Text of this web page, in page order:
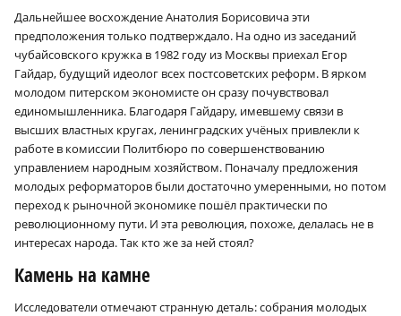
Дальнейшее восхождение Анатолия Борисовича эти
предположения только подтверждало. На одно из заседаний
чубайсовского кружка в 1982 году из Москвы приехал Егор
Гайдар, будущий идеолог всех постсоветских реформ. В ярком
молодом питерском экономисте он сразу почувствовал
единомышленника. Благодаря Гайдару, имевшему связи в
высших властных кругах, ленинградских учёных привлекли к
работе в комиссии Политбюро по совершенствованию
управлением народным хозяйством. Поначалу предложения
молодых реформаторов были достаточно умеренными, но потом
переход к рыночной экономике пошёл практически по
революционному пути. И эта революция, похоже, делалась не в
интересах народа. Так кто же за ней стоял?
Камень на камне
Исследователи отмечают странную деталь: собрания молодых